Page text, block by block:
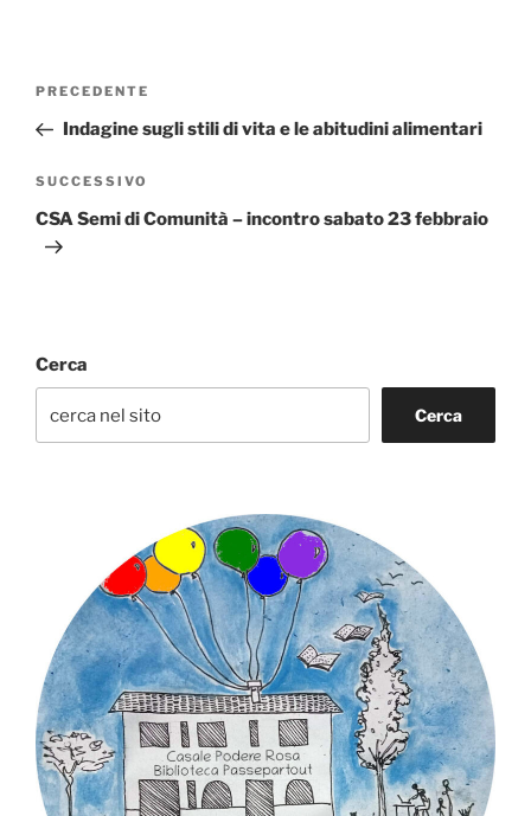
Navigazione
Articolo
precedente:
PRECEDENTE
Indagine sugli stili di vita e le abitudini alimentari
Articolo
successivo
SUCCESSIVO
CSA Semi di Comunità – incontro sabato 23 febbraio
Cerca
Cerca